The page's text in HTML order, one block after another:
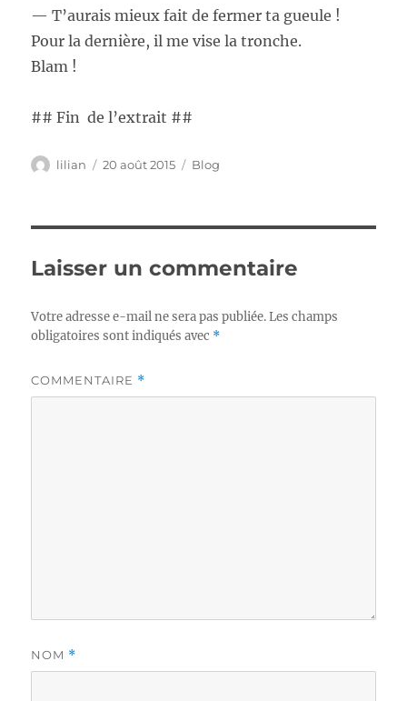
— T’aurais mieux fait de fermer ta gueule !
Pour la dernière, il me vise la tronche.
Blam !
## Fin de l’extrait ##
Auteur
lilian
Publié
20 août 2015 Catégories
Blog
Laisser un commentaire
Votre adresse e-mail ne sera pas publiée. Les champs
obligatoires sont indiqués avec *
COMMENTAIRE *
NOM *